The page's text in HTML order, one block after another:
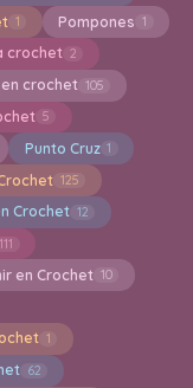
1 Pompones 1
crochet 2
crochet 105
5
Punto Cruz 1
125
Crochet 12
111
en Crochet 10
1
62